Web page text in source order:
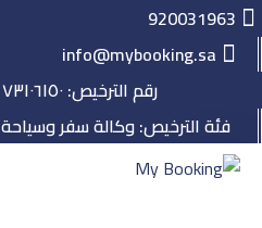
920031963
info@mybooking.sa
رقم الترخيص: ٧٣١٠٦١٥٠
فئة الترخيص: وكالة سفر وسياحة